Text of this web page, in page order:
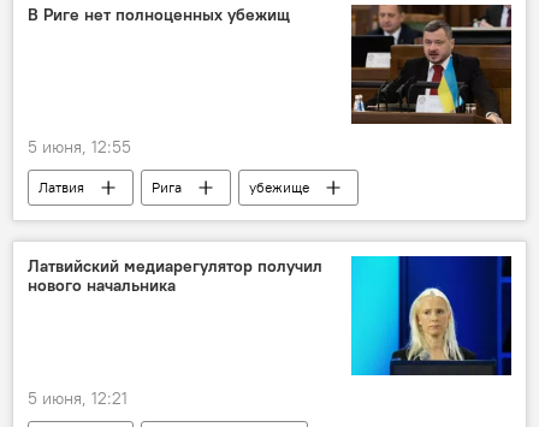
В Риге нет полноценных убежищ
5 июня, 12:55
Латвия Рига
убежище
безопасность
Латвийский медиарегулятор получил
нового начальника
5 июня, 12:21